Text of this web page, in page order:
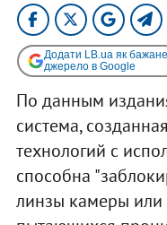
Додати LB.ua як бажане
джерело в Google
По данным
система,
технологий с
способна
линзы камеры или